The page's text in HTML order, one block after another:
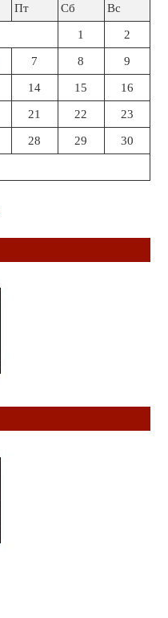
Пт Сб Вс
1 2
7 8 9
14 15 16
21 22 23
28 29 30